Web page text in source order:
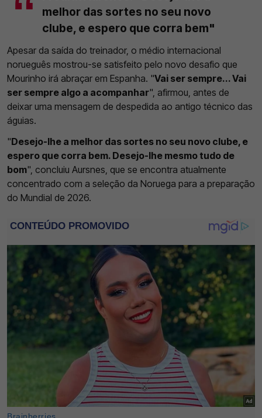
melhor das sortes no seu novo
clube, e espero que corra bem"
Apesar da saída do treinador, o médio internacional
norueguês mostrou-se satisfeito pelo novo desafio que
Mourinho irá abraçar em Espanha. "Vai ser sempre... Vai
ser sempre algo a acompanhar", afirmou, antes de
deixar uma mensagem de despedida ao antigo técnico das
águias.
"Desejo-lhe a melhor das sortes no seu novo clube, e
espero que corra bem. Desejo-lhe mesmo tudo de
bom", concluiu Aursnes, que se encontra atualmente
concentrado com a seleção da Noruega para a preparação
do Mundial de 2026.